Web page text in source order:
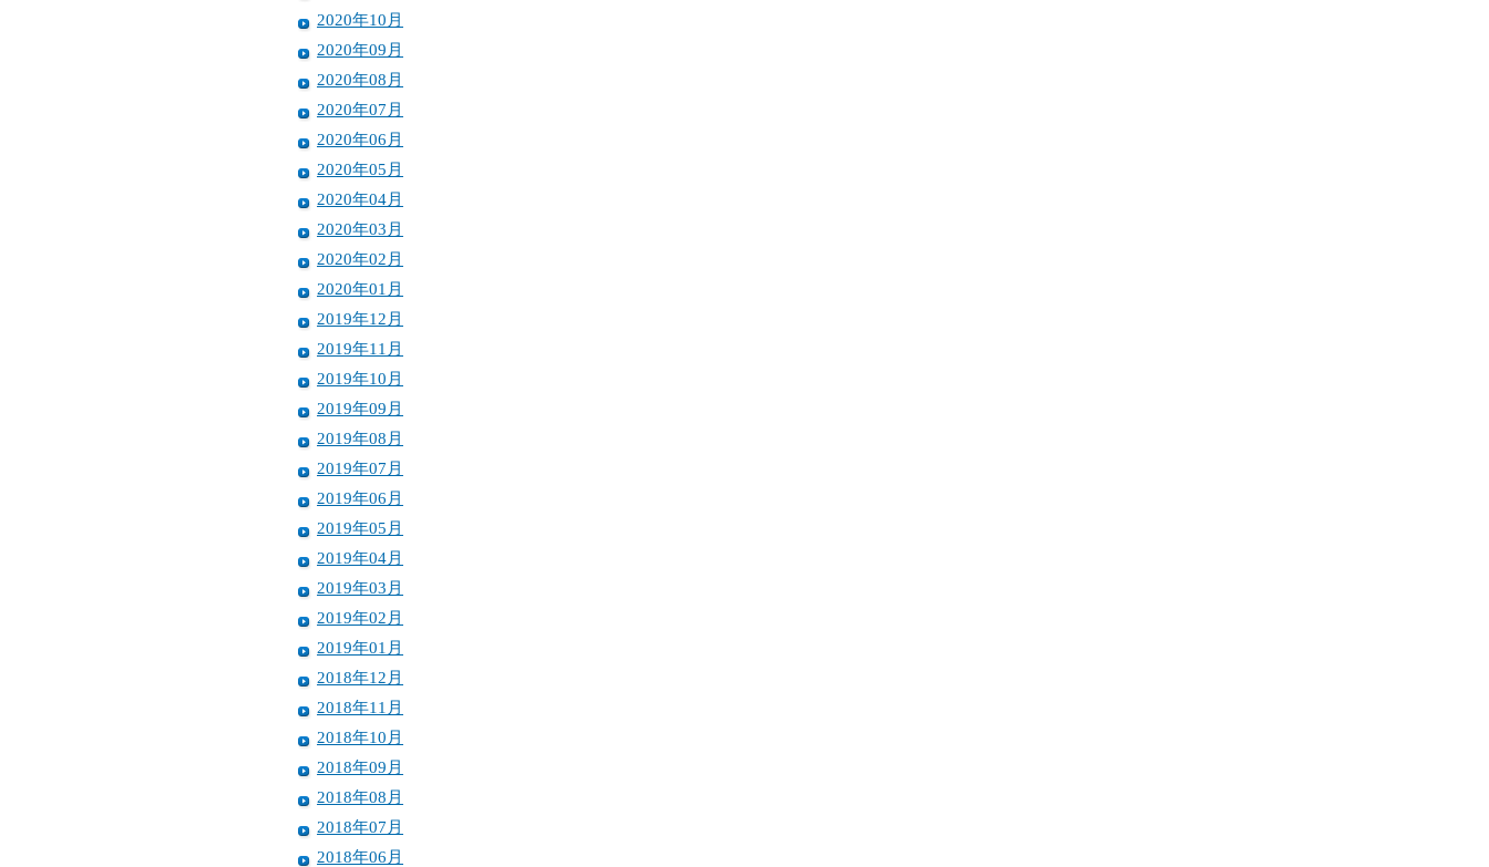
2020年10月
2020年09月
2020年08月
2020年07月
2020年06月
2020年05月
2020年04月
2020年03月
2020年02月
2020年01月
2019年12月
2019年11月
2019年10月
2019年09月
2019年08月
2019年07月
2019年06月
2019年05月
2019年04月
2019年03月
2019年02月
2019年01月
2018年12月
2018年11月
2018年10月
2018年09月
2018年08月
2018年07月
2018年06月